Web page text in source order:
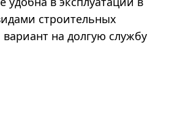
строительных
на долгую службу